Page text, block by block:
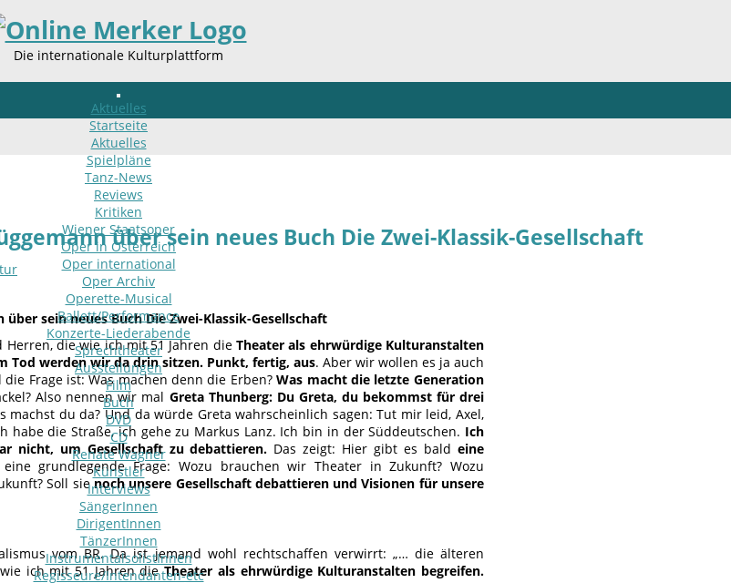
Die internationale Kulturplattform
Aktuelles
Startseite
Aktuelles
Spielpläne
Tanz-News
Reviews
Kritiken
Wiener Staatsoper
Oper in Österreich
Oper international
Oper Archiv
Operette-Musical
Ballett/Performance
Konzerte-Liederabende
Sprechtheater
Ausstellungen
Film
Buch
DVD
CD
Renate Wagner
Künstler
Interviews
SängerInnen
DirigentInnen
TänzerInnen
InstrumentalsolistInnen
Regisseure/Intendanten-etc
über sein neues Buch Die Zwei-Klassik-Gesellschaft
über sein neues Buch Die Zwei-Klassik-Gesellschaft
die wie ich mit 51 Jahren dieTheater als ehrwürdige Kulturanstalten
Tod werden wir da drin sitzen. Punkt, fertig, aus. Aber wir wollen es ja auch
die Frage ist: Was machen denn die Erben?Was macht die letzte Generation
Also nennen wir mal Greta Thunberg: Du Greta, du bekommst für drei
machst du da? Und da würde Greta wahrscheinlich sagen: Tut mir leid, Axel,
habe die Straße, ich gehe zu Markus Lanz. Ich bin in der Süddeutschen. Ich
nicht, um Gesellschaft zu debattieren. Das zeigt: Hier gibt es baldeine
grundlegende Frage: Wozu brauchen wir Theater in Zukunft? Wozu
Soll sienoch unsere Gesellschaft debattieren und Visionen für unsere
vom BR. Da ist jemand wohl rechtschaffen verwirrt: „… die älteren
ich mit 51 Jahren dieTheater als ehrwürdige Kulturanstalten begreifen.